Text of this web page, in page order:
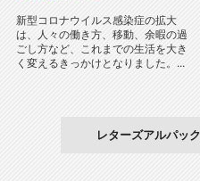
新型コロナウイルス感染症の拡大
は、人々の働き方、移動、余暇の過
ごし方など、これまでの生活を大き
く変えるきっかけとなりました。...
レターズアルパッ